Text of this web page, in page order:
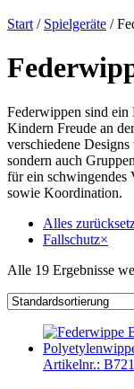
Start / Spielgeräte /
Federwippen sind ein
Kindern Freude an
verschiedene
sondern auch
für ein schwingendes
sowie Koordination.
Alles
Fallschutz×
Alle 19 Ergebnisse
Artikelnr.: